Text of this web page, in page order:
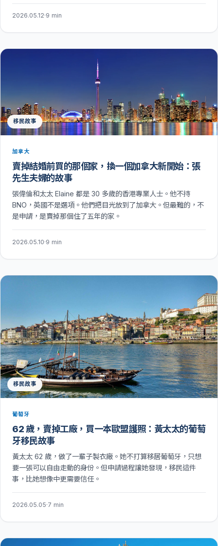
2026.05.12·9 min
移民故事
加拿大
賣掉結婚前買的那個家，換一個加拿大新開始：張
先生夫婦的故事
張偉倫和太太 Elaine 都是 30 多歲的香港專業人士。他不持
BNO，英國不是選項。他們把目光放到了加拿大。但最難的，不
是申請，是賣掉那個住了五年的家。
2026.05.10·9 min
移民故事
葡萄牙
62 歲，賣掉工廠，買一本歐盟護照：黃太太的葡萄
牙移民故事
黃太太 62 歲，做了一輩子製衣廠。她不打算移居葡萄牙，只想
要一張可以自由走動的身份。但申請過程讓她發現，移民這件
事，比她想像中更需要信任。
2026.05.05·7 min